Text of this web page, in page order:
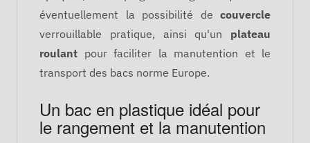
éventuellement la possibilité de couvercle
verrouillable pratique, ainsi qu'un plateau
roulant pour faciliter la manutention et le
transport des bacs norme Europe.
Un bac en plastique idéal pour
le rangement et la manutention